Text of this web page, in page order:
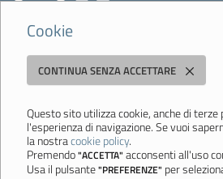
Cookie
CONTINUA SENZA ACCETTARE
Questo sito utilizza cookie, anche di
l'esperienza di navigazione. Se vuoi
la nostracookie policy.
Premendo"ACCETTA" acconsenti all'uso
Usa il pulsante"PREFERENZE" per
Istituto Professionale Statale Socio-
Deledda"
351005 - Email:morc08000g@istruzione.it-
morc08000g@pec.istruzione.it
Codice meccanografico: MORC08000G - C.F.